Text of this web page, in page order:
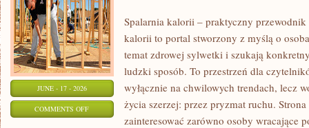
JUNE - 17 - 2026
COMMENTS OFFON
Spalarnia kalorii – praktyczny
kalorii to portal stworzony z myślą o
temat zdrowej sylwetki i szukają
ludzki sposób. To przestrzeń dla
wyłącznie na chwilowych trendach, lecz
życia szerzej: przez pryzmat ruchu.
zainteresować zarówno osoby wracające